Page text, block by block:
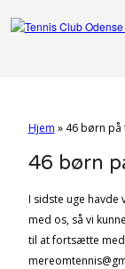
Hjem » 46 børn på
46 børn
I sidste uge havde
med os, så vi
til at fortsætte med